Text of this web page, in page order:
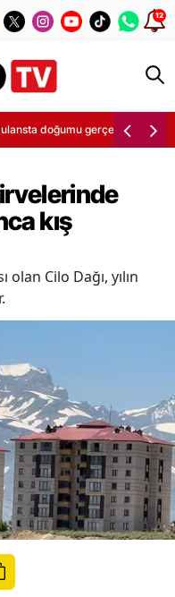
12
doğumu gerçekleştirdi
kış
Cilo Dağı, yılın